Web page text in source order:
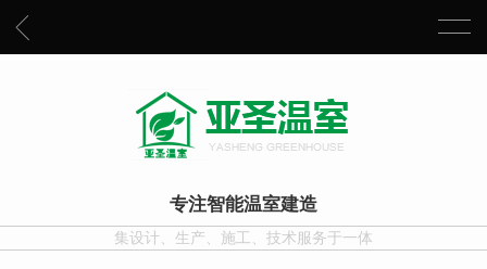
专注智能温室建造
集设计、生产、施工、技术服务于一体